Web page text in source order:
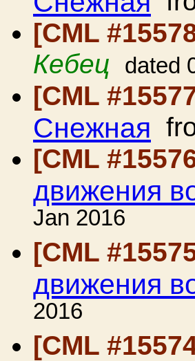
[CML
Кебец dated
[CML
Снежная
[CML
движения
Jan 2016
[CML
движения
2016
[CML